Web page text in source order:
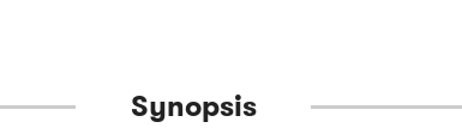
Synopsis